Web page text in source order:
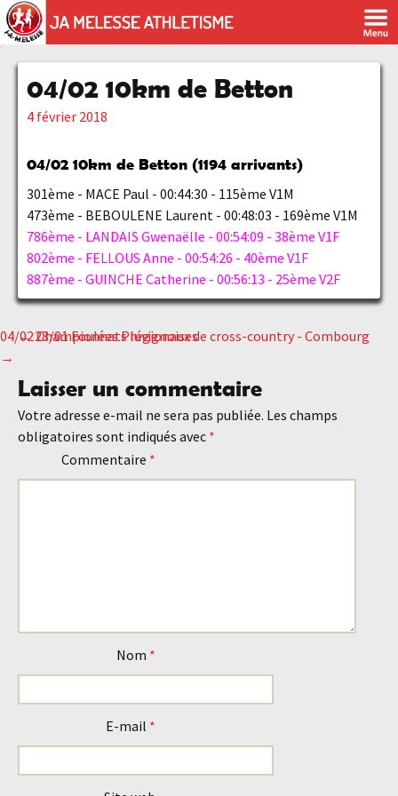
04/02 10km de Betton
4 février 2018
04/02 10km de Betton (1194 arrivants)
301ème - MACE Paul - 00:44:30 - 115ème V1M
473ème - BEBOULENE Laurent - 00:48:03 - 169ème V1M
786ème - LANDAIS Gwenaëlle - 00:54:09 - 38ème V1F
802ème - FELLOUS Anne - 00:54:26 - 40ème V1F
887ème - GUINCHE Catherine - 00:56:13 - 25ème V2F
Navigation
des
articles
←28/01 Foulées Pluvignoises
04/02 Championnats régionaux de cross-country - Combourg
→
Laisser un commentaire
Votre adresse e-mail ne sera pas publiée. Les champs
obligatoires sont indiqués avec *
Commentaire *
Nom *
E-mail *